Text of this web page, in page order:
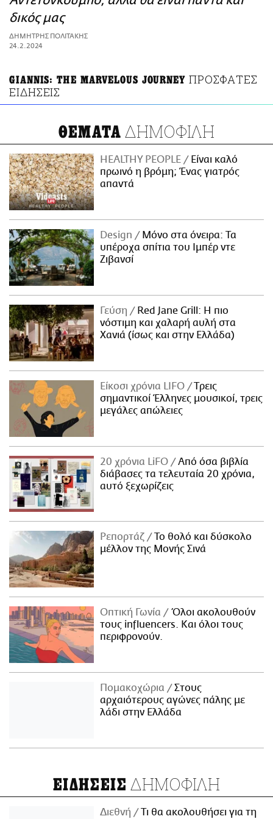
ΑΜΠΑ
PRINT
δικός μας
ΔΗΜΗΤΡΗΣ ΠΟΛΙΤΑΚΗΣ
24.2.2024
GIANNIS: THE MARVELOUS JOURNEY ΠΡΟΣΦΑΤΕΣ
ΕΙΔΗΣΕΙΣ
ΘΕΜΑΤΑ ΔΗΜΟΦΙΛΗ
HEALTHY PEOPLE
Είναι καλό
πρωινό η βρόμη; Ένας γιατρός
απαντά
Design
Μόνο στα όνειρα: Τα
υπέροχα σπίτια του Ιμπέρ ντε
Ζιβανσί
Γεύση
Red Jane Grill: Η πιο
νόστιμη και χαλαρή αυλή στα
Χανιά (ίσως και στην Ελλάδα)
Είκοσι χρόνια LIFO
Tρεις
σημαντικοί Έλληνες μουσικοί, τρεις
μεγάλες απώλειες
20 χρόνια LiFO
Από όσα βιβλία
διάβασες τα τελευταία 20 χρόνια,
αυτό ξεχωρίζεις
Ρεπορτάζ
Το θολό και δύσκολο
μέλλον της Μονής Σινά
Οπτική Γωνία
Όλοι ακολουθούν
τους influencers. Και όλοι τους
περιφρονούν.
Πομακοχώρια
Στους
αρχαιότερους αγώνες πάλης με
λάδι στην Ελλάδα
ΕΙΔΗΣΕΙΣ ΔΗΜΟΦΙΛΗ
Διεθνή Τι θα ακολουθήσει για τη